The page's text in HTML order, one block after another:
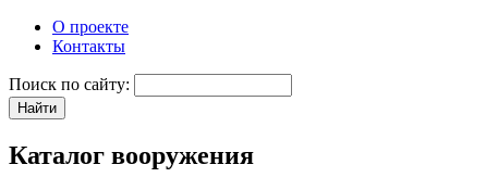
О проекте
Контакты
Поиск по сайту:
Каталог вооружения